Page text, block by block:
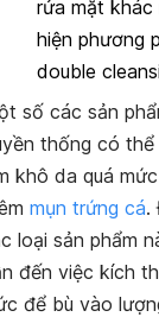
rửa mặt khác
hiện phương
double
số các sản
thống có
khô da quá
mụn trứng cá.
loại sản phẩm
đến việc kích
để bù vào